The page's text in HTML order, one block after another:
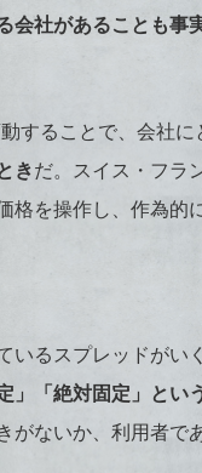
会社があることも事
することで、会社
きだ。スイス・フラ
格を操作し、作為
いるスプレッドが
」「絶対固定」とい
がないか、利用者